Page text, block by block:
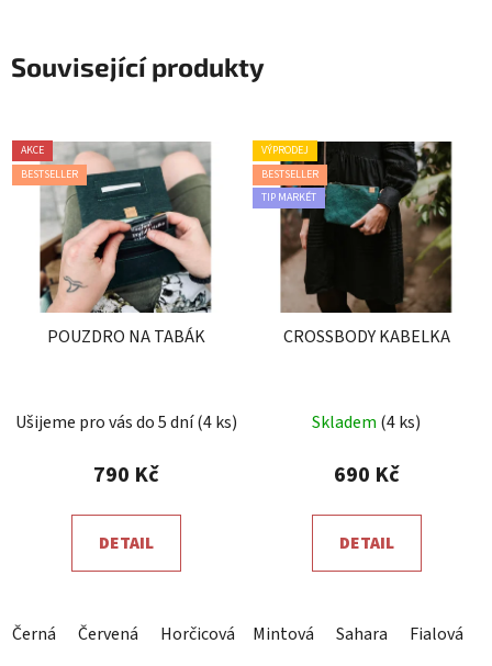
Související produkty
AKCE
BESTSELLER
POUZDRO NA TABÁK
hodnocení
produktu
5,0
z
Ušijeme pro vás do 5 dní(4 ks)
790 Kč
DETAIL
Černá Červená Horčicová Sahara Khaki Tmavě
VÝPRODEJ
BESTSELLER
TIP MARKÉT
CROSSBODY KABELKA
hodnocení
produktu
5,0
z
Skladem (4 ks)
690 Kč
DETAIL
Mintová Sahara Fialová